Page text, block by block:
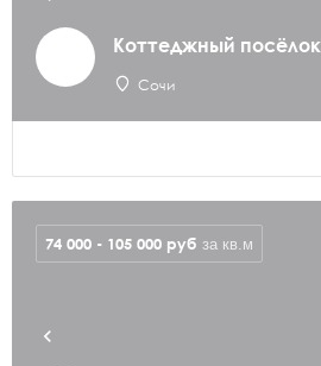
Коттеджный посёлок
Сочи
74 000 - 105 000 руб за кв.м